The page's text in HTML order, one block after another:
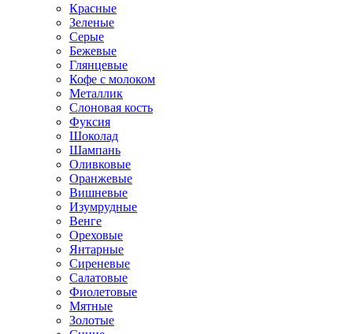
Красные
Зеленые
Серые
Бежевые
Глянцевые
Кофе с молоком
Металлик
Слоновая кость
Фуксия
Шоколад
Шампань
Оливковые
Оранжевые
Вишневые
Изумрудные
Венге
Ореховые
Янтарные
Сиреневые
Салатовые
Фиолетовые
Мятные
Золотые